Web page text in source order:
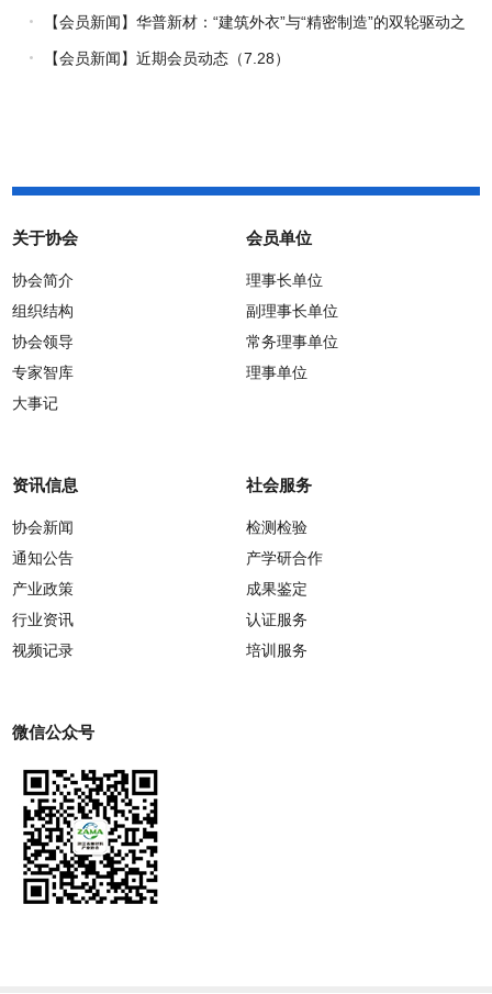
【会员新闻】华普新材：“建筑外衣”与“精密制造”的双轮驱动之
路
【会员新闻】近期会员动态（7.28）
关于协会
协会简介
组织结构
协会领导
专家智库
大事记
会员单位
理事长单位
副理事长单位
常务理事单位
理事单位
资讯信息
协会新闻
通知公告
产业政策
行业资讯
视频记录
社会服务
检测检验
产学研合作
成果鉴定
认证服务
培训服务
微信公众号